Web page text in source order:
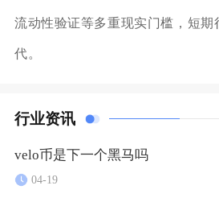
流动性验证等多重现实门槛，短期
代。
行业资讯
velo币是下一个黑马吗
04-19